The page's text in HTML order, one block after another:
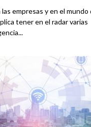
empresas y en el mundo
tener en el radar varias